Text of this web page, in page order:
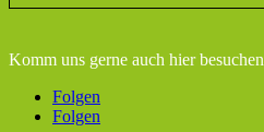
Komm uns gerne auch hier besuchen
Folgen
Folgen